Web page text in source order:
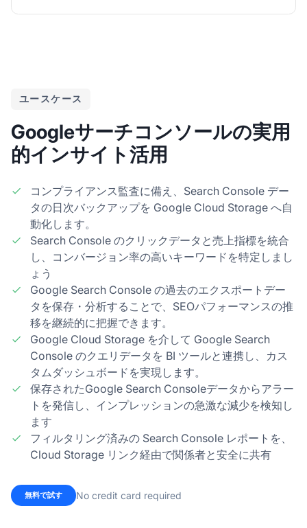
ユースケース
Googleサーチコンソールの実用
的インサイト活用
コンプライアンス監査に備え、Search Console デー
タの日次バックアップを Google Cloud Storage へ自
動化します。
Search Console のクリックデータと売上指標を統合
し、コンバージョン率の高いキーワードを特定しまし
ょう
Google Search Console の過去のエクスポートデー
タを保存・分析することで、SEOパフォーマンスの推
移を継続的に把握できます。
Google Cloud Storage を介して Google Search
Console のクエリデータを BI ツールと連携し、カス
タムダッシュボードを実現します。
保存されたGoogle Search Consoleデータからアラー
トを発信し、インプレッションの急激な減少を検知し
ます
フィルタリング済みの Search Console レポートを、
Cloud Storage リンク経由で関係者と安全に共有
無料で試す No credit card required